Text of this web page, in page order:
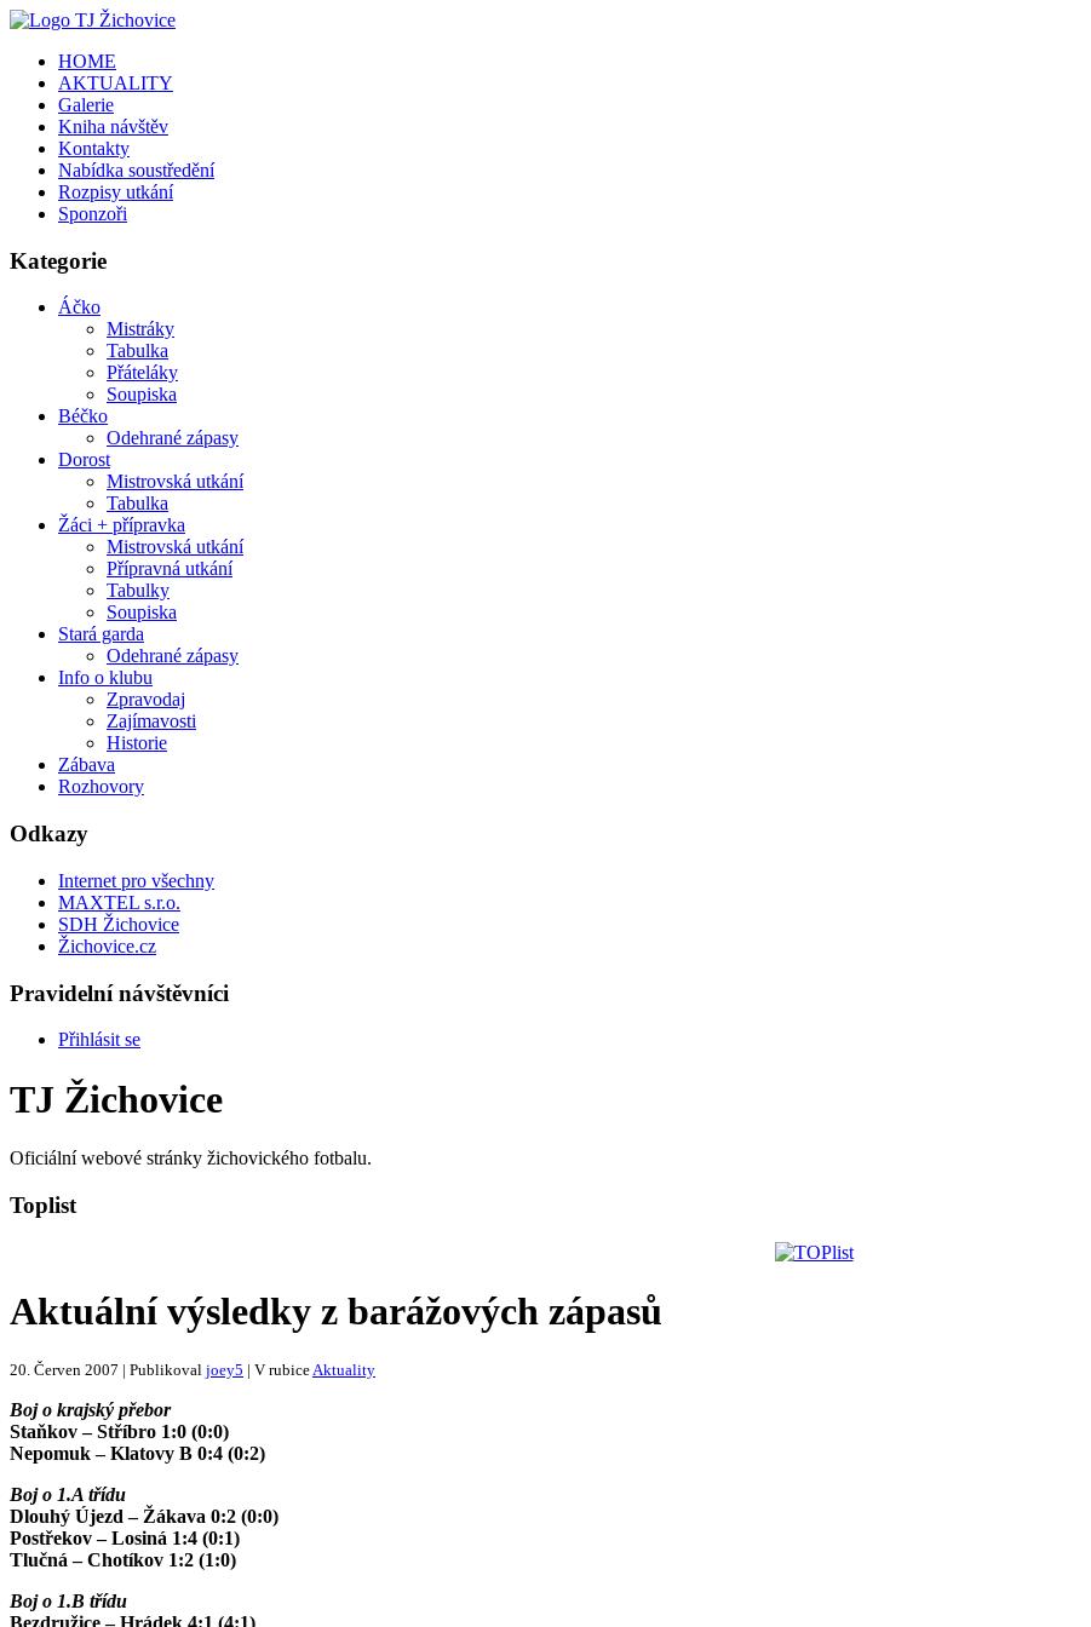
HOME
AKTUALITY
Galerie
Kniha návštěv
Kontakty
Nabídka soustředění
Rozpisy utkání
Sponzoři
Kategorie
Áčko
Mistráky
Tabulka
Přáteláky
Soupiska
Béčko
Odehrané zápasy
Dorost
Mistrovská utkání
Tabulka
Žáci + přípravka
Mistrovská utkání
Přípravná utkání
Tabulky
Soupiska
Stará garda
Odehrané zápasy
Info o klubu
Zpravodaj
Zajímavosti
Historie
Zábava
Rozhovory
Odkazy
Internet pro všechny
MAXTEL s.r.o.
SDH Žichovice
Žichovice.cz
Pravidelní návštěvníci
Přihlásit se
TJ Žichovice
Oficiální webové stránky žichovického fotbalu.
Toplist
Aktuální výsledky z barážových zápasů
20. Červen 2007 | Publikoval joey5 | V rubice Aktuality
Boj o krajský přebor
Staňkov – Stříbro 1:0 (0:0)
Nepomuk – Klatovy B 0:4 (0:2)
Boj o 1.A třídu
Dlouhý Újezd – Žákava 0:2 (0:0)
Postřekov – Losiná 1:4 (0:1)
Tlučná – Chotíkov 1:2 (1:0)
Boj o 1.B třídu
Bezdružice – Hrádek 4:1 (4:1)